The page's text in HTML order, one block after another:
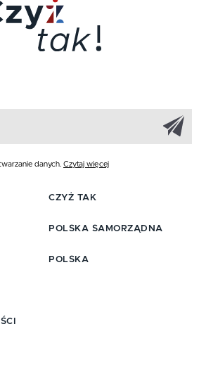
danych. Czytaj więcej
CZYŻ TAK
POLSKA SAMORZĄDNA
POLSKA